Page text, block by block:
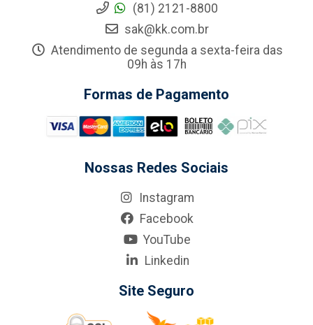
(81) 2121-8800
sak@kk.com.br
Atendimento de segunda a sexta-feira das
09h às 17h
Formas de Pagamento
Nossas Redes Sociais
Instagram
Facebook
YouTube
Linkedin
Site Seguro